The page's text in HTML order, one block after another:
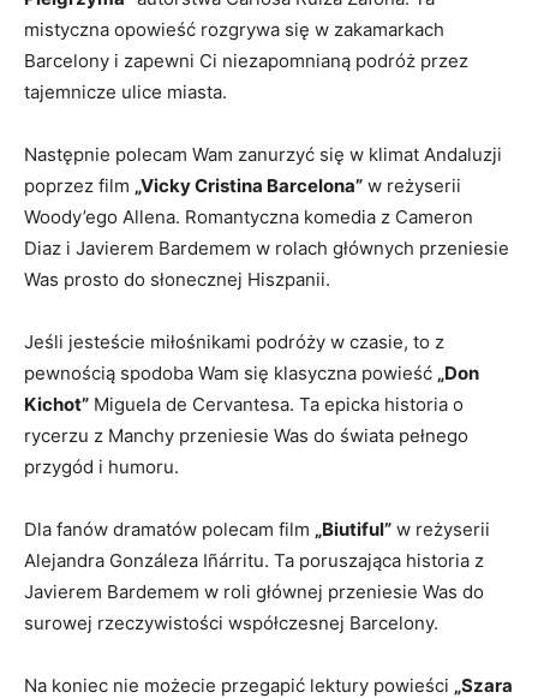
mistyczna opowieść rozgrywa się w ⁤zakamarkach
Barcelony i zapewni Ci niezapomnianą⁢ podróż przez
tajemnicze ulice miasta.
Następnie⁣ polecam Wam ‌zanurzyć się w klimat Andaluzji
poprzez⁢ film „Vicky Cristina Barcelona” w reżyserii
Woody’ego Allena. Romantyczna komedia z Cameron
Diaz⁢ i Javierem Bardemem w rolach głównych przeniesie
Was prosto ‌do słonecznej ⁤Hiszpanii.
Jeśli jesteście miłośnikami podróży w czasie, to z
pewnością spodoba Wam się klasyczna ⁤powieść „Don​
Kichot” Miguela de ⁤Cervantesa. Ta epicka historia o
⁢rycerzu z ​Manchy przeniesie ⁣Was do świata pełnego‍
przygód i humoru.
Dla fanów dramatów ⁢polecam film „Biutiful” w reżyserii
Alejandra Gonzáleza Iñárritu. Ta poruszająca​ historia‌ z
Javierem‍ Bardemem​ w roli głównej przeniesie ⁣Was do
⁤surowej rzeczywistości współczesnej Barcelony.
Na koniec ‍nie możecie przegapić lektury powieści „Szara